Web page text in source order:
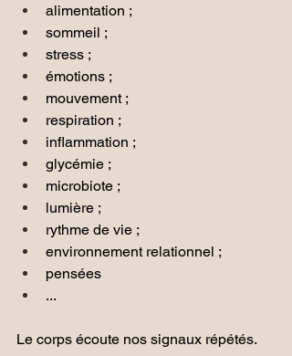
alimentation ;
sommeil ;
stress ;
émotions ;
mouvement ;
respiration ;
inflammation ;
glycémie ;
microbiote ;
lumière ;
rythme de vie ;
environnement relationnel ;
pensées
...
Le corps écoute nos signaux répétés.